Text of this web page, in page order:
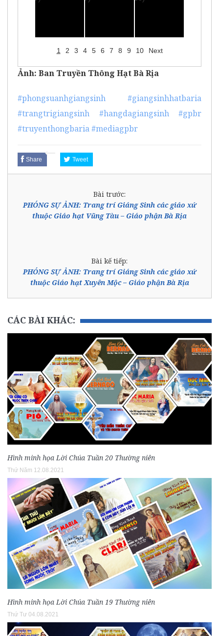
1 2 3 4 5 6 7 8 9 10 Next
Ảnh: Ban Truyền Thông Hạt Bà Rịa
#phongsuanhgiangsinh
#giangsinhhatbaria
#trangtrigiangsinh
#hangdagiangsinh
#gpbr
#truyenthongbaria#mediagpbr
Share Tweet
Bài trước:
PHÓNG SỰ ẢNH: Trang trí Giáng Sinh các giáo xứ
thuộc Giáo hạt Vũng Tàu – Giáo phận Bà Rịa
Bài kế tiếp:
PHÓNG SỰ ẢNH: Trang trí Giáng Sinh các giáo xứ
thuộc Giáo hạt Xuyên Mộc – Giáo phận Bà Rịa
CÁC BÀI KHÁC:
Hình minh họa Lời Chúa Tuần 20 Thường niên
Thứ Năm 12.08.2021
Hình minh họa Lời Chúa Tuần 19 Thường niên
Thứ Tư 04.08.2021